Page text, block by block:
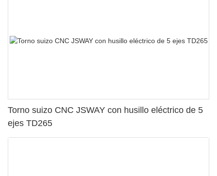
Torno suizo CNC JSWAY con husillo eléctrico de 5
ejes TD265